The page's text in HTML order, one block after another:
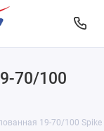
70/100
19-70/100 Spike